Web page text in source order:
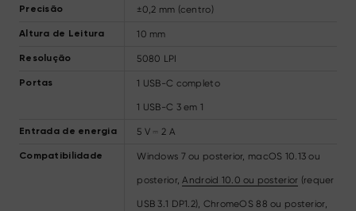
Precisão ±0,2 mm (centro)
Altura de Leitura 10 mm
Resolução 5080 LPI
Portas 1 USB-C completo
1 USB-C 3 em 1
Entrada de energia 5 V ⎓ 2 A
Compatibilidade Windows 7 ou posterior, macOS 10.13 ou
posterior, Android 10.0 ou posterior (requer
USB 3.1 DP1.2), ChromeOS 88 ou posterior,